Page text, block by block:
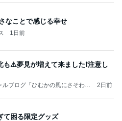
なことで感じる幸せ
1日前
も⚠️夢見が増えて来ました❗️注意し
ブログ「ひむかの風にさそわれ
2日前
て困る限定グッズ